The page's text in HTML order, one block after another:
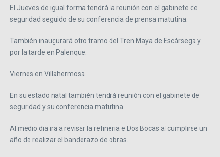
El Jueves de igual forma tendrá la reunión con el gabinete de
seguridad seguido de su conferencia de prensa matutina.
También inaugurará otro tramo del Tren Maya de Escársega y
por la tarde en Palenque.
Viernes en Villahermosa
En su estado natal también tendrá reunión con el gabinete de
seguridad y su conferencia matutina.
Al medio día ira a revisar la refinería e Dos Bocas al cumplirse un
año de realizar el banderazo de obras.